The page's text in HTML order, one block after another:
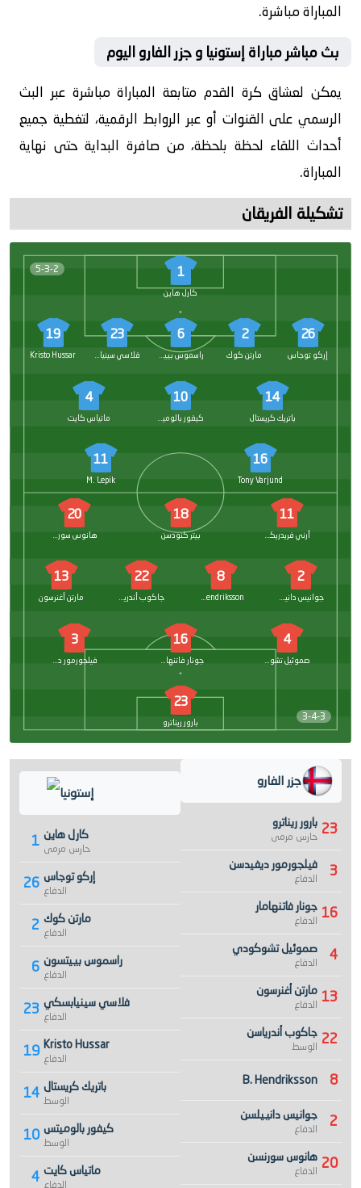
المباراة مباشرة.
بث مباشر مباراة إستونيا و جزر الفارو اليوم
يمكن لعشاق كرة القدم متابعة المباراة مباشرة عبر البث
الرسمي على القنوات أو عبر الروابط الرقمية، لتغطية جميع
أحداث اللقاء لحظة بلحظة، من صافرة البداية حتى نهاية
المباراة.
تشكيلة الفريقان
5-3-2 1
كارل هاين
26
إركو توجاس
2
مارتن كوك
6
راسموس بييتسون
23
فلاسي سينيابسكي
19
Kristo Hussar
14
باتريك كريستال
10
كيفور بالوميتس
4
ماتياس كايت
16
Tony Varjund
11
M. Lepik
3-4-3
11
أرني فريدريكسبيرج
18
بيتر كنودسن
20
هانوس سورنسن
2
جوانيس دانييلسن
8
B. Hendriksson
22
جاكوب أندرياسن
13
مارتن أغنرسون
4
صموئيل تشوكودي
16
جونار فاتنهامار
3
فيلجورمور ديفيدسن
23
بارور ريناترو
إستونيا
1 كارل هاين
حارس مرمى
26 إركو توجاس
الدفاع
2 مارتن كوك
الدفاع
6 راسموس بييتسون
الدفاع
23 فلاسي سينيابسكي
الدفاع
19 Kristo Hussar
الدفاع
14 باتريك كريستال
الوسط
10 كيفور بالوميتس
الوسط
4 ماتياس كايت
الدفاع
جزر الفارو
23 بارور ريناترو
حارس مرمى
3 فيلجورمور ديفيدسن
الدفاع
16 جونار فاتنهامار
الدفاع
4 صموئيل تشوكودي
الدفاع
13 مارتن أغنرسون
الدفاع
22 جاكوب أندرياسن
الوسط
8
B. Hendriksson
2 جوانيس دانييلسن
الدفاع
20 هانوس سورنسن
الدفاع